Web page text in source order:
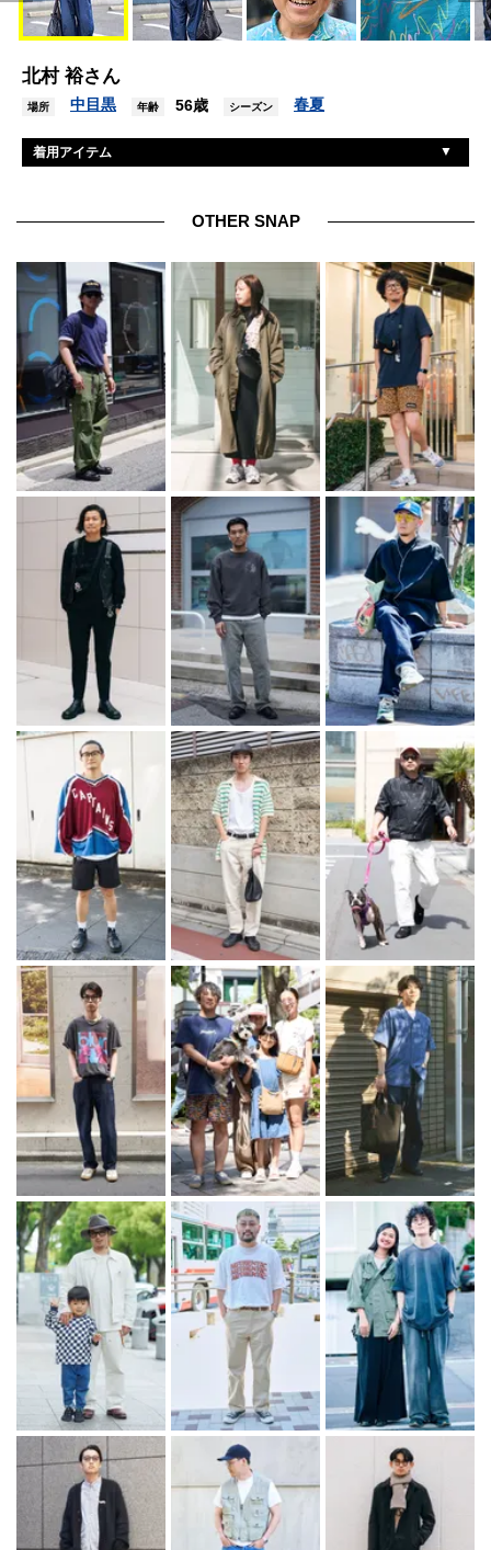
北村 裕さん
場所 中目黒 年齢 56歳 シーズン 春夏
着用アイテム
シューズ サカイ
帽子 フラボア
バッグ サカイ
リング ボッテガヴェネタ
リング2 グッチ
OTHER SNAP